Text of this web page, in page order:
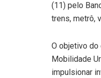
(11) pelo
trens, metrô,
O objetivo do
Mobilidade
impulsionar